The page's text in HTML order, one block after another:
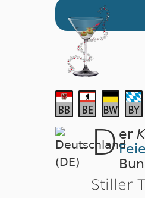
Der
Stiller